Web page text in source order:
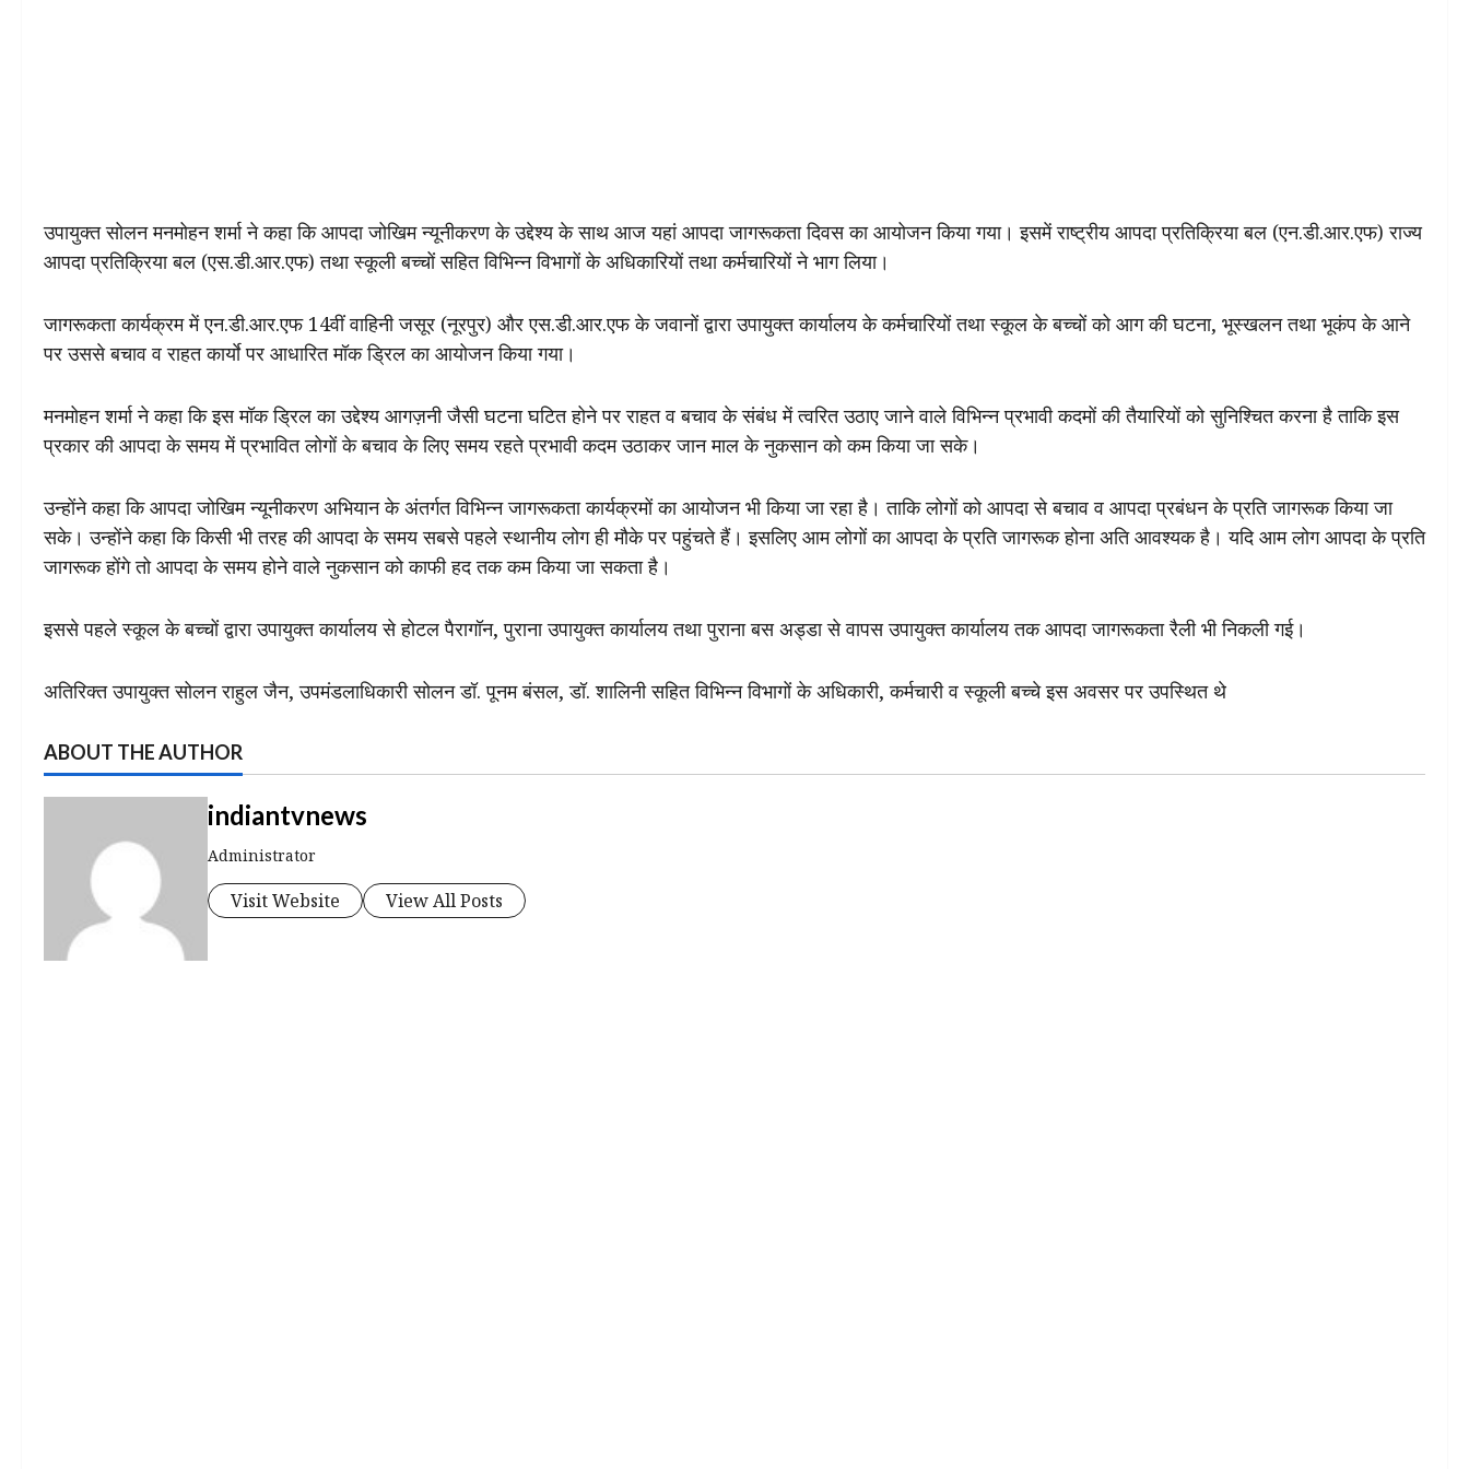
उपायुक्त सोलन मनमोहन शर्मा ने कहा कि आपदा जोखिम न्यूनीकरण के उद्देश्य के साथ आज यहां आपदा जागरूकता दिवस का आयोजन किया गया। इसमें राष्ट्रीय आपदा प्रतिक्रिया बल (एन.डी.आर.एफ) राज्य
आपदा प्रतिक्रिया बल (एस.डी.आर.एफ) तथा स्कूली बच्चों सहित विभिन्न विभागों के अधिकारियों तथा कर्मचारियों ने भाग लिया।
जागरूकता कार्यक्रम में एन.डी.आर.एफ 14वीं वाहिनी जसूर (नूरपुर) और एस.डी.आर.एफ के जवानों द्वारा उपायुक्त कार्यालय के कर्मचारियों तथा स्कूल के बच्चों को आग की घटना, भूस्खलन तथा भूकंप के आने
पर उससे बचाव व राहत कार्याे पर आधारित मॉक ड्रिल का आयोजन किया गया।
मनमोहन शर्मा ने कहा कि इस मॉक ड्रिल का उद्देश्य आगज़नी जैसी घटना घटित होने पर राहत व बचाव के संबंध में त्वरित उठाए जाने वाले विभिन्न प्रभावी कदमों की तैयारियों को सुनिश्चित करना है ताकि इस
प्रकार की आपदा के समय में प्रभावित लोगों के बचाव के लिए समय रहते प्रभावी कदम उठाकर जान माल के नुकसान को कम किया जा सके।
उन्होंने कहा कि आपदा जोखिम न्यूनीकरण अभियान के अंतर्गत विभिन्न जागरूकता कार्यक्रमों का आयोजन भी किया जा रहा है। ताकि लोगों को आपदा से बचाव व आपदा प्रबंधन के प्रति जागरूक किया जा
सके। उन्होंने कहा कि किसी भी तरह की आपदा के समय सबसे पहले स्थानीय लोग ही मौके पर पहुंचते हैं। इसलिए आम लोगों का आपदा के प्रति जागरूक होना अति आवश्यक है। यदि आम लोग आपदा के प्रति
जागरूक होंगे तो आपदा के समय होने वाले नुकसान को काफी हद तक कम किया जा सकता है।
इससे पहले स्कूल के बच्चों द्वारा उपायुक्त कार्यालय से होटल पैरागॉन, पुराना उपायुक्त कार्यालय तथा पुराना बस अड्डा से वापस उपायुक्त कार्यालय तक आपदा जागरूकता रैली भी निकली गई।
अतिरिक्त उपायुक्त सोलन राहुल जैन, उपमंडलाधिकारी सोलन डॉ. पूनम बंसल, डॉ. शालिनी सहित विभिन्न विभागों के अधिकारी, कर्मचारी व स्कूली बच्चे इस अवसर पर उपस्थित थे
ABOUT THE AUTHOR
indiantvnews
Administrator
Visit Website View All Posts